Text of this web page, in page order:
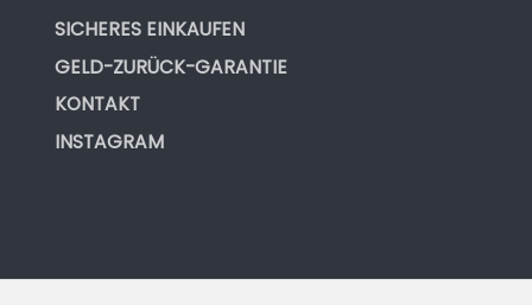
SICHERES EINKAUFEN
GELD-ZURÜCK-GARANTIE
KONTAKT
INSTAGRAM